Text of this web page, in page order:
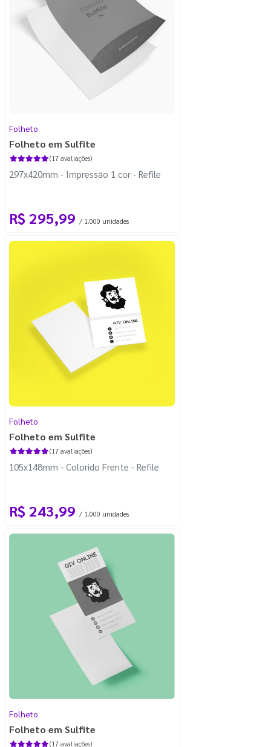
Folheto
Folheto em Sulfite
(17 avaliações)
297x420mm - Impressão 1 cor - Refile
R$ 295,99 / 1.000 unidades
Folheto
Folheto em Sulfite
(17 avaliações)
105x148mm - Colorido Frente - Refile
R$ 243,99 / 1.000 unidades
Folheto
Folheto em Sulfite
(17 avaliações)